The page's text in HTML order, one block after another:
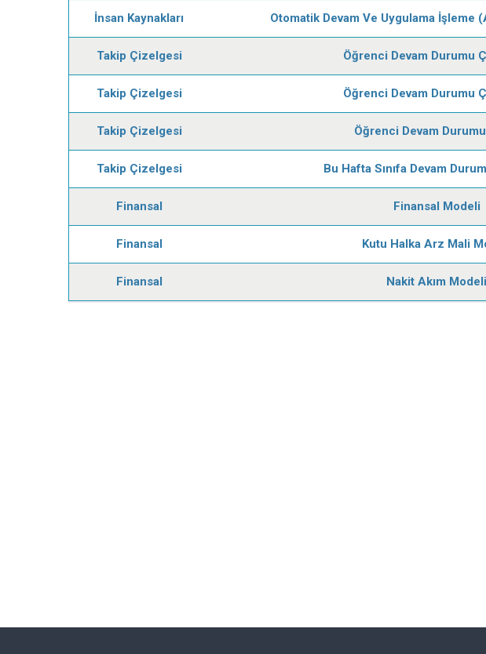
İnsan Kaynakları Otomatik Devam Ve Uygulama İşleme
Takip Çizelgesi Öğrenci Devam Durumu
Takip Çizelgesi Öğrenci Devam Durumu
Takip Çizelgesi Öğrenci Devam Durumu
Takip Çizelgesi Bu Hafta Sınıfa Devam
Finansal Finansal Modeli
Finansal Kutu Halka Arz Mali
Finansal Nakit Akım Modeli